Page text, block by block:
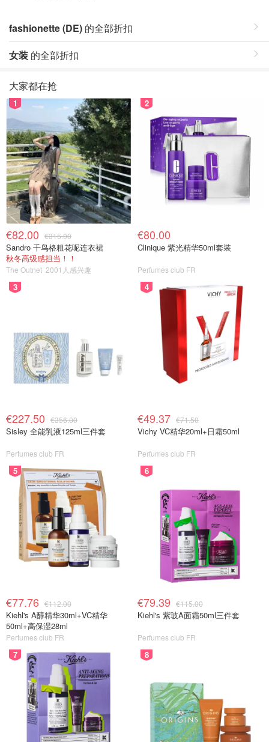
fashionette (DE) 的全部折扣
女装 的全部折扣
大家都在抢
1
€82.00 €315.00
Sandro 千鸟格粗花呢连衣裙
秋冬高级感担当！！
The Outnet 2001人感兴趣
2
€80.00
Clinique 紫光精华50ml套装
Perfumes club FR
3
€227.50 €356.00
Sisley 全能乳液125ml三件套
Perfumes club FR
4
€49.37 €71.50
Vichy VC精华20ml+日霜50ml
Perfumes club FR
5
€77.76 €112.00
Kiehl's A醇精华30ml+VC精华
50ml+高保湿28ml
Perfumes club FR
6
€79.39 €115.00
Kiehl's 紫玻A面霜50ml三件套
Perfumes club FR
7 8